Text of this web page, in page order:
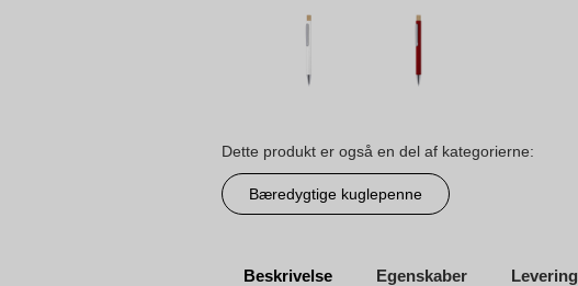
Dette produkt er også en del af kategorierne:
Bæredygtige kuglepenne
Beskrivelse Egenskaber Levering